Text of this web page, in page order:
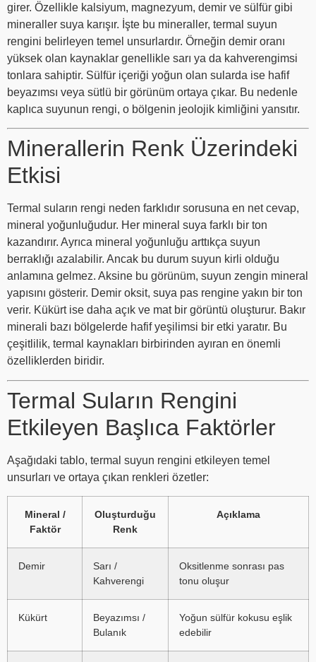
girer. Özellikle kalsiyum, magnezyum, demir ve sülfür gibi
mineraller suya karışır. İşte bu mineraller, termal suyun
rengini belirleyen temel unsurlardır. Örneğin demir oranı
yüksek olan kaynaklar genellikle sarı ya da kahverengimsi
tonlara sahiptir. Sülfür içeriği yoğun olan sularda ise hafif
beyazımsı veya sütlü bir görünüm ortaya çıkar. Bu nedenle
kaplıca suyunun rengi, o bölgenin jeolojik kimliğini yansıtır.
Minerallerin Renk Üzerindeki
Etkisi
Termal suların rengi neden farklıdır sorusuna en net cevap,
mineral yoğunluğudur. Her mineral suya farklı bir ton
kazandırır. Ayrıca mineral yoğunluğu arttıkça suyun
berraklığı azalabilir. Ancak bu durum suyun kirli olduğu
anlamına gelmez. Aksine bu görünüm, suyun zengin mineral
yapısını gösterir. Demir oksit, suya pas rengine yakın bir ton
verir. Kükürt ise daha açık ve mat bir görüntü oluşturur. Bakır
minerali bazı bölgelerde hafif yeşilimsi bir etki yaratır. Bu
çeşitlilik, termal kaynakları birbirinden ayıran en önemli
özelliklerden biridir.
Termal Suların Rengini
Etkileyen Başlıca Faktörler
Aşağıdaki tablo, termal suyun rengini etkileyen temel
unsurları ve ortaya çıkan renkleri özetler:
Mineral /
Faktör
Oluşturduğu
Renk
Açıklama
Demir
Sarı /
Kahverengi
Oksitlenme sonrası pas
tonu oluşur
Kükürt
Beyazımsı /
Bulanık
Yoğun sülfür kokusu eşlik
edebilir